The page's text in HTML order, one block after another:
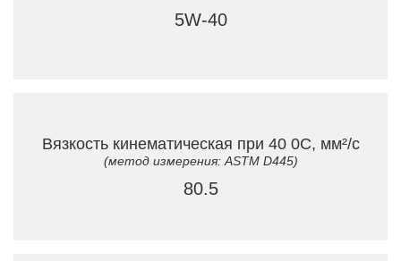
5W-40
Вязкость кинематическая при 40 0C, мм²/с
(метод измерения: ASTM D445)
80.5